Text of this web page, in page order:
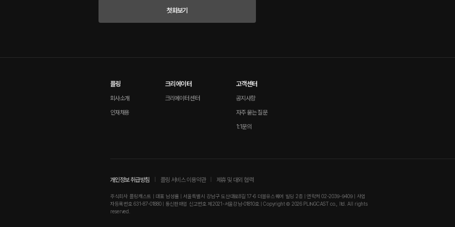
첫화보기
플링
회사소개
인재채용
크리에이터
크리에이터 센터
고객센터
공지사항
자주 묻는 질문
1:1문의
개인정보 취급방침 플링 서비스 이용약관 제휴 및 대외 협력
주식회사 플링캐스트 | 대표 남성률 | 서울특별시 강남구 도산대로8길 17-6 더블유스퀘어 빌딩 2층 | 연락처 02-2039-9409 | 사업
자등록번호 631-87-01880 | 통신판매업 신고번호 제2021-서울강남-01810호 | Copyright © 2026 PLINGCAST co., ltd. All rights
reserved.